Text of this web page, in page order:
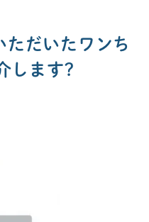
ただいたワンち
します?